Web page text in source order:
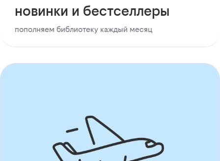
новинки и бестселлеры
пополняем библиотеку каждый месяц